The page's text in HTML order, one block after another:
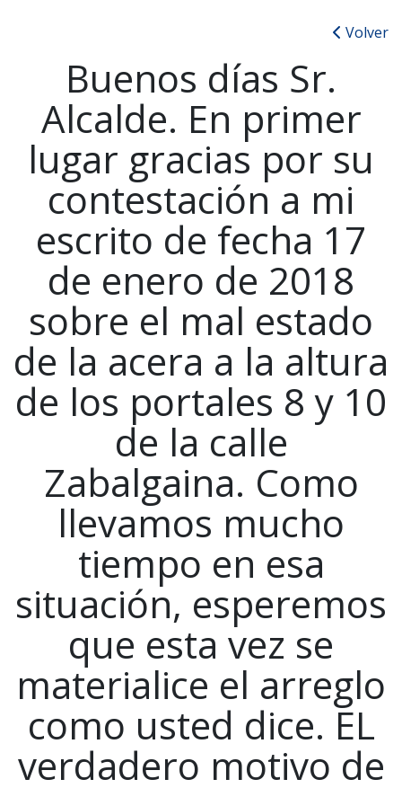
Volver
Buenos días Sr.
Alcalde. En primer
lugar gracias por su
contestación a mi
escrito de fecha 17
de enero de 2018
sobre el mal estado
de la acera a la altura
de los portales 8 y 10
de la calle
Zabalgaina. Como
llevamos mucho
tiempo en esa
situación, esperemos
que esta vez se
materialice el arreglo
como usted dice. EL
verdadero motivo de